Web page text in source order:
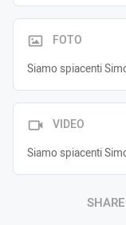
FOTO
Siamo spiacenti
VIDEO
Siamo spiacenti
SHARE